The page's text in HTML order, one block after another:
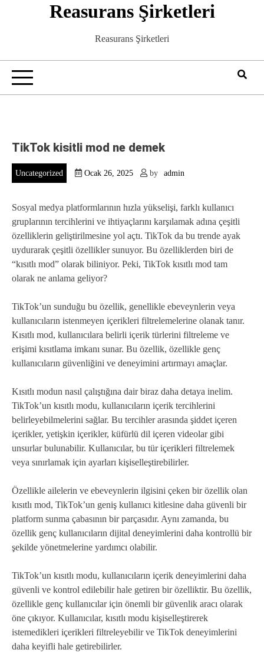
Reasurans Şirketleri
Reasurans Şirketleri
TikTok kisitli mod ne demek
Uncategorized Ocak 26, 2025 by admin
Sosyal medya platformlarının hızla yükselişi, farklı kullanıcı
gruplarının tercihlerini ve ihtiyaçlarını karşılamak adına çeşitli
özelliklerin geliştirilmesine yol açtı. TikTok da bu trende ayak
uydurarak çeşitli özellikler sunuyor. Bu özelliklerden biri de
“kısıtlı mod” olarak biliniyor. Peki, TikTok kısıtlı mod tam
olarak ne anlama geliyor?
TikTok’un sunduğu bu özellik, genellikle ebeveynlerin veya
kullanıcıların istenmeyen içerikleri filtrelemelerine olanak tanır.
Kısıtlı mod, kullanıcılara belirli içerik türlerini filtreleme ve
erişimi kısıtlama imkanı sunar. Bu özellik, özellikle genç
kullanıcıların güvenliğini ve deneyimini artırmayı amaçlar.
Kısıtlı modun nasıl çalıştığına dair biraz daha detaya inelim.
TikTok’un kısıtlı modu, kullanıcıların içerik tercihlerini
belirleyebilmelerini sağlar. Bu tercihler arasında şiddet içeren
içerikler, yetişkin içerikler, küfürlü dil içeren videolar gibi
unsurlar bulunabilir. Kullanıcılar, bu tür içerikleri filtrelemek
veya sınırlamak için ayarları kişiselleştirebilirler.
Özellikle ailelerin ve ebeveynlerin ilgisini çeken bir özellik olan
kısıtlı mod, TikTok’un geniş kullanıcı kitlesine daha güvenli bir
platform sunma çabasının bir parçasıdır. Aynı zamanda, bu
özellik genç kullanıcıların dijital deneyimlerini daha kontrollü bir
şekilde yönetmelerine yardımcı olabilir.
TikTok’un kısıtlı modu, kullanıcıların içerik deneyimlerini daha
güvenli ve kontrol edilebilir hale getiren bir özelliktir. Bu özellik,
özellikle genç kullanıcılar için önemli bir güvenlik aracı olarak
öne çıkıyor. Kullanıcılar, kısıtlı modu kişiselleştirerek
istemedikleri içerikleri filtreleyebilir ve TikTok deneyimlerini
daha keyifli hale getirebilirler.